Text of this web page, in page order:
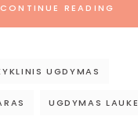
CONTINUE READING
UGDYMAS
UGDYMAS LAUKE